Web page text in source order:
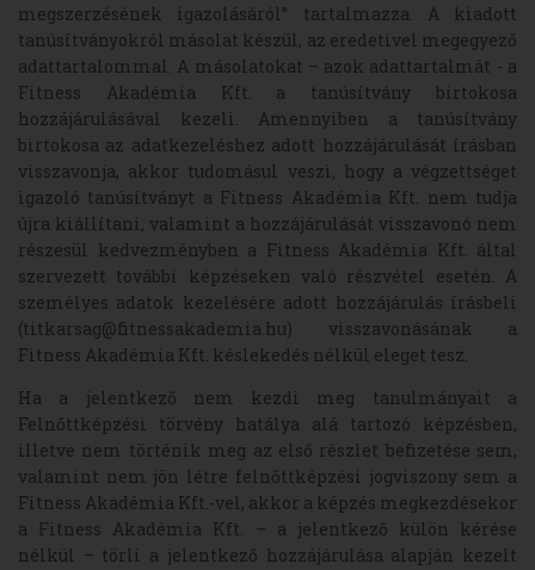
megszerzésének igazolásáról” tartalmazza. A kiadott
tanúsítványokról másolat készül, az eredetivel megegyező
adattartalommal. A másolatokat – azok adattartalmát - a
Fitness Akadémia Kft. a tanúsítvány birtokosa
hozzájárulásával kezeli. Amennyiben a tanúsítvány
birtokosa az adatkezeléshez adott hozzájárulását írásban
visszavonja, akkor tudomásul veszi, hogy a végzettséget
igazoló tanúsítványt a Fitness Akadémia Kft. nem tudja
újra kiállítani, valamint a hozzájárulását visszavonó nem
részesül kedvezményben a Fitness Akadémia Kft. által
szervezett további képzéseken való részvétel esetén. A
személyes adatok kezelésére adott hozzájárulás írásbeli
(titkarsag@fitnessakademia.hu) visszavonásának a
Fitness Akadémia Kft. késlekedés nélkül eleget tesz.
Ha a jelentkező nem kezdi meg tanulmányait a
Felnőttképzési törvény hatálya alá tartozó képzésben,
illetve nem történik meg az első részlet befizetése sem,
valamint nem jön létre felnőttképzési jogviszony sem a
Fitness Akadémia Kft.-vel, akkor a képzés megkezdésekor
a Fitness Akadémia Kft. – a jelentkező külön kérése
nélkül – törli a jelentkező hozzájárulása alapján kezelt